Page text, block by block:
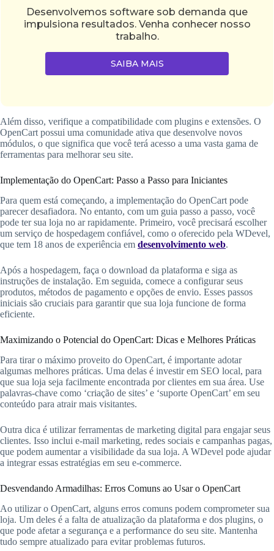
Desenvolvemos software sob demanda que
impulsiona resultados. Venha conhecer nosso
trabalho.
SAIBA MAIS
Além disso, verifique a compatibilidade com plugins e extensões. O
OpenCart possui uma comunidade ativa que desenvolve novos
módulos, o que significa que você terá acesso a uma vasta gama de
ferramentas para melhorar seu site.
Implementação do OpenCart: Passo a Passo para Iniciantes
Para quem está começando, a implementação do OpenCart pode
parecer desafiadora. No entanto, com um guia passo a passo, você
pode ter sua loja no ar rapidamente. Primeiro, você precisará escolher
um serviço de hospedagem confiável, como o oferecido pela WDevel,
que tem 18 anos de experiência em desenvolvimento web.
Após a hospedagem, faça o download da plataforma e siga as
instruções de instalação. Em seguida, comece a configurar seus
produtos, métodos de pagamento e opções de envio. Esses passos
iniciais são cruciais para garantir que sua loja funcione de forma
eficiente.
Maximizando o Potencial do OpenCart: Dicas e Melhores Práticas
Para tirar o máximo proveito do OpenCart, é importante adotar
algumas melhores práticas. Uma delas é investir em SEO local, para
que sua loja seja facilmente encontrada por clientes em sua área. Use
palavras-chave como ‘criação de sites’ e ‘suporte OpenCart’ em seu
conteúdo para atrair mais visitantes.
Outra dica é utilizar ferramentas de marketing digital para engajar seus
clientes. Isso inclui e-mail marketing, redes sociais e campanhas pagas,
que podem aumentar a visibilidade da sua loja. A WDevel pode ajudar
a integrar essas estratégias em seu e-commerce.
Desvendando Armadilhas: Erros Comuns ao Usar o OpenCart
Ao utilizar o OpenCart, alguns erros comuns podem comprometer sua
loja. Um deles é a falta de atualização da plataforma e dos plugins, o
que pode afetar a segurança e a performance do seu site. Mantenha
tudo sempre atualizado para evitar problemas futuros.